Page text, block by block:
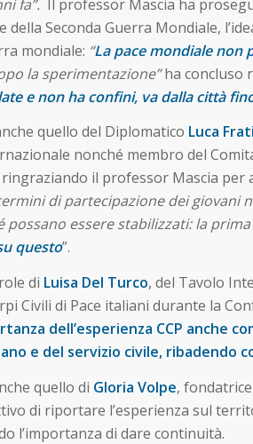
fa”. Il professor Mascia ha
della Seconda Guerra Mondiale,
mondiale: “La pace mondiale non
la sperimentazione”ha concluso
e non ha confini, va dalla città
quello del Diplomatico Luca
nonché membro del
il professor Mascia per
di partecipazione dei
possano essere stabilizzati: la prima
questo”.
di Luisa Del Turco, del Tavolo
Civili di Pace italiani durante la
dell’esperienza CCP anche
e del servizio civile, ribadendo
quello di Gloria Volpe,
di riportare l’esperienza sul
l’importanza di dare continuità.